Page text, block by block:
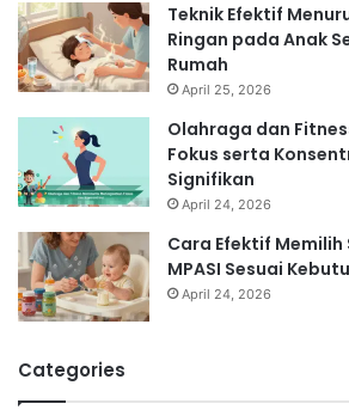
Teknik Efektif
Ringan pada Anak
Rumah
April 25, 2026
Olahraga dan
Fokus serta
Signifikan
April 24, 2026
Cara Efektif Memilih
MPASI Sesuai
April 24, 2026
Categories